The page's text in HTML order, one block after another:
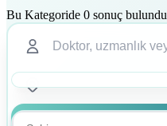
Bu Kategoride 0 sonuç bulundu